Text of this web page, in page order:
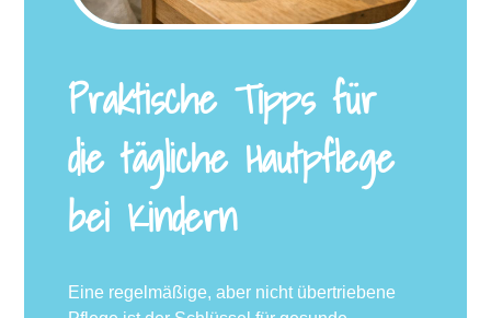
Praktische Tipps für
die tägliche Hautpflege
bei Kindern
Eine regelmäßige, aber nicht übertriebene